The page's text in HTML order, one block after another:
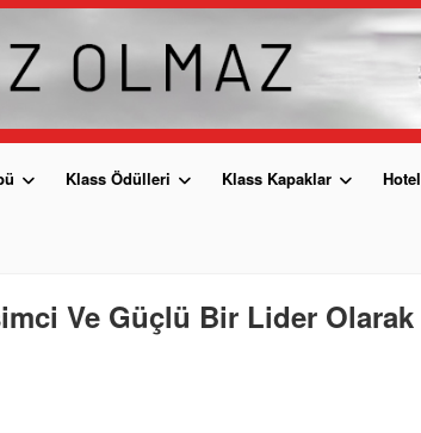
Klass Ödülleri Klass Kapaklar Hotel
Ve Güçlü Bir Lider Olarak